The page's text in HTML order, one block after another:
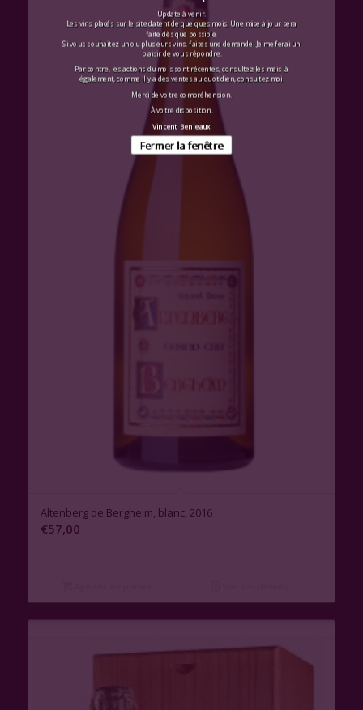
Altenberg de Bergheim, blanc, 2016
€57,00
Update à venir.
Les vins placés sur le site datent de quelques mois. Une mise à jour sera
faite dès que possible.
Si vous souhaitez un ou plusieurs vins, faites une demande. Je me ferai un
plaisir de vous répondre.
Par contre, les actions du mois sont récentes, consultez-les mais là
également, comme il y a des ventes au quotidien, consultez moi.
Merci de votre compréhension.
À votre disposition.
Vincent Benieaux
Fermer la fenêtre